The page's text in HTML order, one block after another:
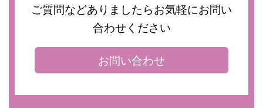
ご質問などありましたらお気軽にお問い
合わせください
お問い合わせ